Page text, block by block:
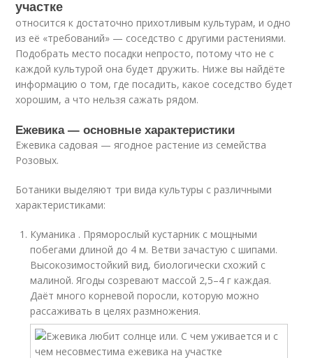
участке
относится к достаточно прихотливым культурам, и одно
из её «требований» — соседство с другими растениями.
Подобрать место посадки непросто, потому что не с
каждой культурой она будет дружить. Ниже вы найдёте
информацию о том, где посадить, какое соседство будет
хорошим, а что нельзя сажать рядом.
Ежевика — основные характеристики
Ежевика садовая — ягодное растение из семейства
Розовых.
Ботаники выделяют три вида культуры с различными
характеристиками:
Куманика . Пряморослый кустарник с мощными
побегами длиной до 4 м. Ветви зачастую с шипами.
Высокозимостойкий вид, биологически схожий с
малиной. Ягоды созревают массой 2,5–4 г каждая.
Даёт много корневой поросли, которую можно
рассаживать в целях размножения.